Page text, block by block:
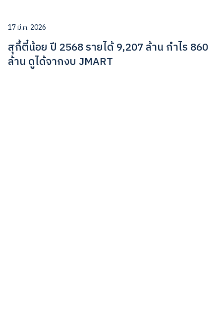
17 มี.ค. 2026
สุกี้ตี๋น้อย ปี 2568 รายได้ 9,207 ล้าน กำไร 860
ล้าน ดูได้จากงบ JMART